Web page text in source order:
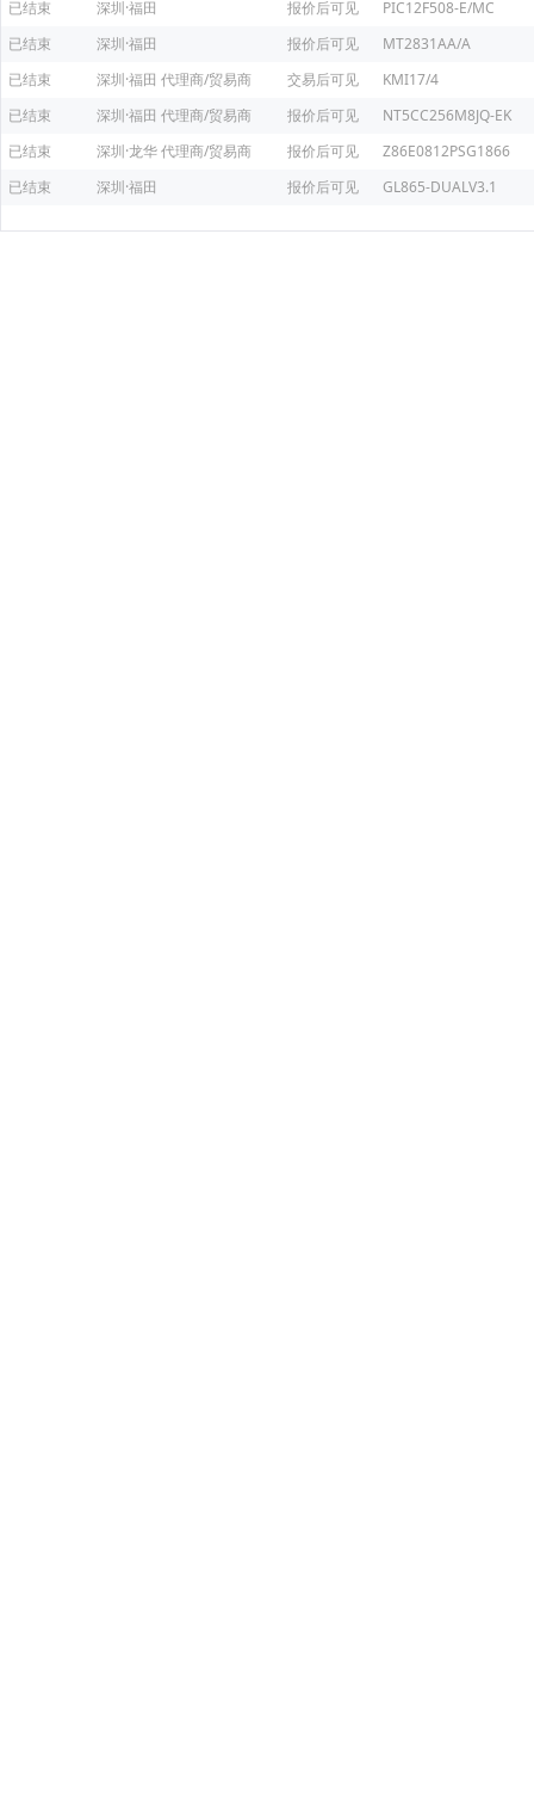
已结束
深圳·福田 报价后可见
PIC12F508-E/MC
已结束
深圳·福田 报价后可见
MT2831AA/A
已结束
深圳·福田 代理商/贸易商 交易后可见
KMI17/4
已结束
深圳·福田 代理商/贸易商 报价后可见
NT5CC256M8JQ-EK
已结束
深圳·龙华代理商/贸易商 报价后可见
Z86E0812PSG1866
已结束
深圳·福田 报价后可见 GL865-DUALV3.1